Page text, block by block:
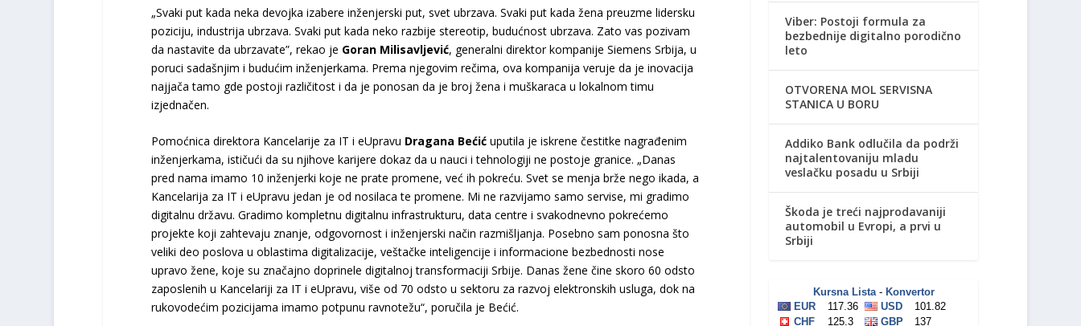
„Svaki put kada neka devojka izabere inženjerski put, svet ubrzava. Svaki put kada žena preuzme lidersku
poziciju, industrija ubrzava. Svaki put kada neko razbije stereotip, budućnost ubrzava. Zato vas pozivam
da nastavite da ubrzavate”, rekao je Goran Milisavljević, generalni direktor kompanije Siеmens Srbija, u
poruci sadašnjim i budućim inženjerkama. Prema njegovim rečima, ova kompanija veruje da je inovacija
najjača tamo gde postoji različitost i da je ponosan da je broj žena i muškaraca u lokalnom timu
izjednačen.
Pomoćnica direktora Kancelarije za IT i eUpravu Dragana Bećićuputila je iskrene čestitke nagrađenim
inženjerkama, ističući da su njihove karijere dokaz da u nauci i tehnologiji ne postoje granice. „Danas
pred nama imamo 10 inženjerki koje ne prate promene, već ih pokreću. Svet se menja brže nego ikada, a
Kancelarija za IT i eUpravu jedan je od nosilaca te promene. Mi ne razvijamo samo servise, mi gradimo
digitalnu državu. Gradimo kompletnu digitalnu infrastrukturu, data centre i svakodnevno pokrećemo
projekte koji zahtevaju znanje, odgovornost i inženjerski način razmišljanja. Posebno sam ponosna što
veliki deo poslova u oblastima digitalizacije, veštačke inteligencije i informacione bezbednosti nose
upravo žene, koje su značajno doprinele digitalnoj transformaciji Srbije. Danas žene čine skoro 60 odsto
zaposlenih u Kancelariji za IT i eUpravu, više od 70 odsto u sektoru za razvoj elektronskih usluga, dok na
rukovodećim pozicijama imamo potpunu ravnotežu“, poručila je Bećić.
Viber: Postoji formula za
bezbednije digitalno porodično
leto
OTVORENA MOL SERVISNA
STANICA U BORU
Addiko Bank odlučila da podrži
najtalentovaniju mladu
veslačku posadu u Srbiji
Škoda je treći najprodavaniji
automobil u Evropi, a prvi u
Srbiji